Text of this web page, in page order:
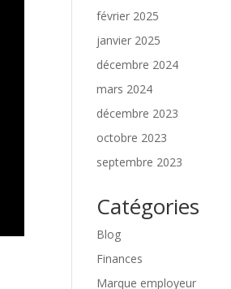
février 2025
janvier 2025
décembre 2024
mars 2024
décembre 2023
octobre 2023
septembre 2023
Catégories
Blog
Finances
Marque employeur